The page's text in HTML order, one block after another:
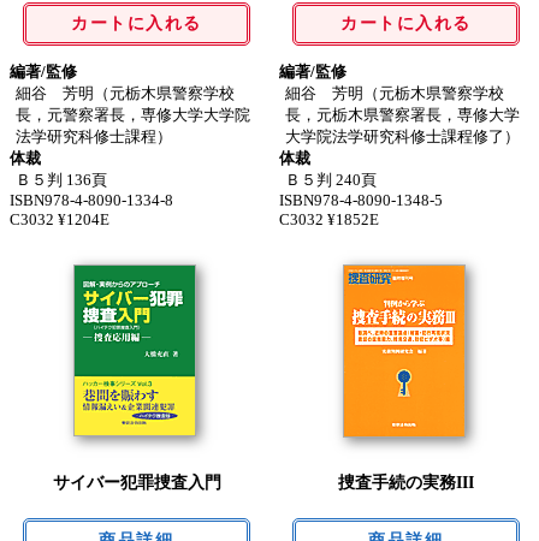
カートに入れる
編著/監修
細谷 芳明（元栃木県警察学校
長，元警察署長，専修大学大学院
法学研究科修士課程）
体裁
Ｂ５判 136頁
ISBN978-4-8090-1334-8
C3032 ¥1204E
カートに入れる
編著/監修
細谷 芳明（元栃木県警察学校
長，元栃木県警察署長，専修大学
大学院法学研究科修士課程修了）
体裁
Ｂ５判 240頁
ISBN978-4-8090-1348-5
C3032 ¥1852E
サイバー犯罪捜査入門 捜査手続の実務III